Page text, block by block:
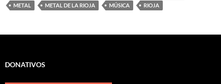
METAL
METAL DE LA RIOJA MÚSICA RIOJA
DONATIVOS